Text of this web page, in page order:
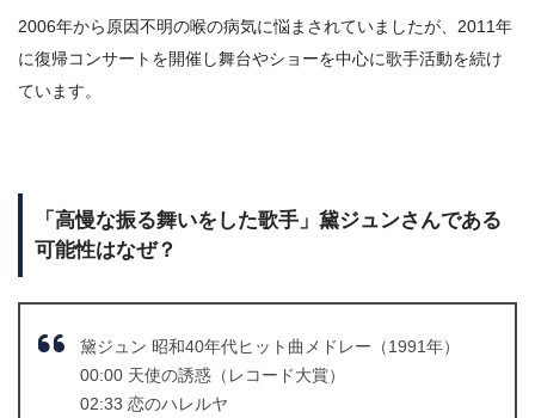
2006年から原因不明の喉の病気に悩まされていましたが、2011年
に復帰コンサートを開催し舞台やショーを中心に歌手活動を続け
ています。
「高慢な振る舞いをした歌手」黛ジュンさんである
可能性はなぜ？
黛ジュン 昭和40年代ヒット曲メドレー（1991年）
00:00 天使の誘惑（レコード大賞）
02:33 恋のハレルヤ